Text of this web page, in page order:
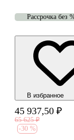
Рассрочка без
В избранноe
45 937,50 ₽
65 625 ₽
-30 %